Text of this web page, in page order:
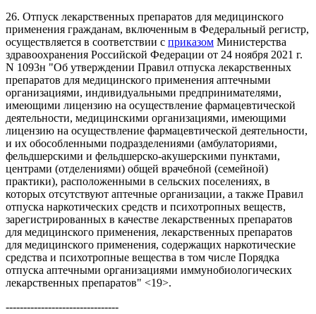
26. Отпуск лекарственных препаратов для медицинского
применения гражданам, включенным в Федеральный регистр,
осуществляется в соответствии с приказом Министерства
здравоохранения Российской Федерации от 24 ноября 2021 г.
N 1093н "Об утверждении Правил отпуска лекарственных
препаратов для медицинского применения аптечными
организациями, индивидуальными предпринимателями,
имеющими лицензию на осуществление фармацевтической
деятельности, медицинскими организациями, имеющими
лицензию на осуществление фармацевтической деятельности,
и их обособленными подразделениями (амбулаториями,
фельдшерскими и фельдшерско-акушерскими пунктами,
центрами (отделениями) общей врачебной (семейной)
практики), расположенными в сельских поселениях, в
которых отсутствуют аптечные организации, а также Правил
отпуска наркотических средств и психотропных веществ,
зарегистрированных в качестве лекарственных препаратов
для медицинского применения, лекарственных препаратов
для медицинского применения, содержащих наркотические
средства и психотропные вещества в том числе Порядка
отпуска аптечными организациями иммунобиологических
лекарственных препаратов" <19>.
--------------------------------